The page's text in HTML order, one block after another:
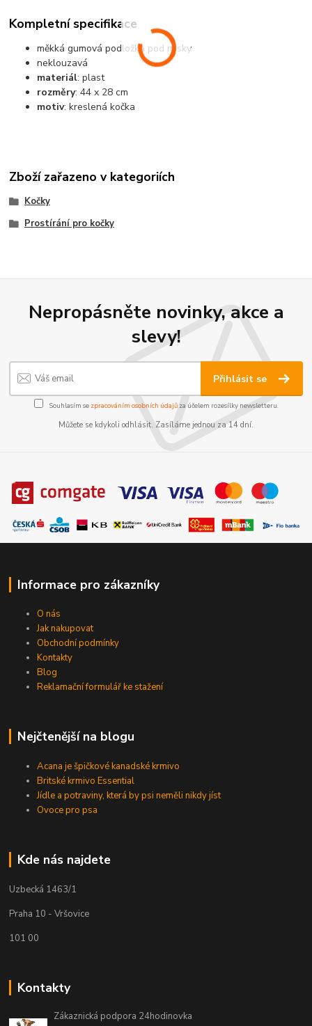
Kompletní specifikace
měkká gumová podložka pod misky
neklouzavá
materiál: plast
rozměry: 44 x 28 cm
motiv: kreslená kočka
Zboží zařazeno v kategoriích
Kočky
Prostírání pro kočky
Nepropásněte novinky, akce a
slevy!
Přihlásit se
Souhlasím se zpracováním osobních údajůza účelem rozesílky newsletteru.
Můžete se kdykoli odhlásit. Zasíláme jednou za 14 dní.
Informace pro zákazníky
O nás
Jak nakupovat
Obchodní podmínky
Kontakty
Blog
Reklamační formulář ke stažení
Nejčtenější na blogu
Acana je špičkové kanadské krmivo
Britské krmivo Essential
Jídle a potraviny, která by psi neměli nikdy jíst
Ovoce pro psa
Kde nás najdete
Uzbecká 1463/1
Praha 10 - Vršovice
101 00
Kontakty
Zákaznická podpora 24hodinovka